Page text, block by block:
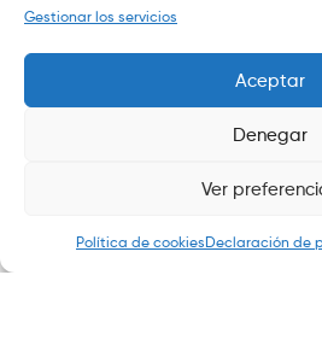
Gestionar los servicios
Aceptar
Denegar
Ver
Política de cookiesDeclaración de
Shop My Account